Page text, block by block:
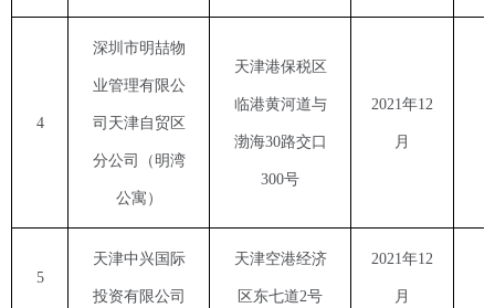
4
深圳市明喆物
业管理有限公
司天津自贸区
分公司（明湾
公寓）
天津港保税区
临港黄河道与
渤海30路交口
300号
2021 年12
月
5
天津中兴国际
投资有限公司
天津空港经济
区东七道2号
2021 年12
月